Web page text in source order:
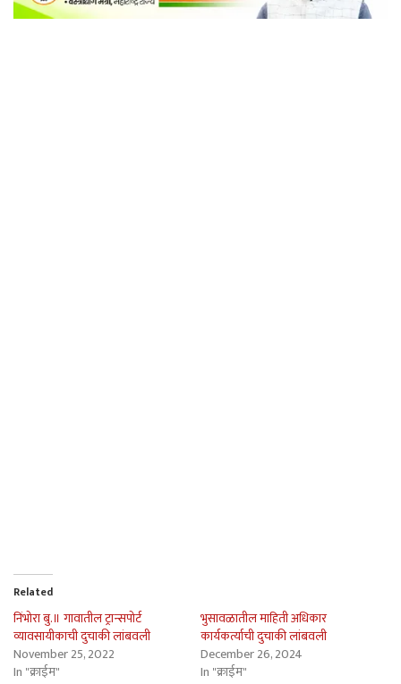
Related
निंभोरा बु.॥ गावातील ट्रान्सपोर्ट
व्यावसायीकाची दुचाकी लांबवली
November 25, 2022
In "क्राईम"
भुसावळातील माहिती अधिकार
कार्यकर्त्याची दुचाकी लांबवली
December 26, 2024
In "क्राईम"